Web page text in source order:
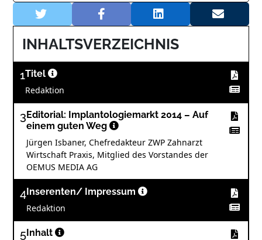
INHALTSVERZEICHNIS
1Titel
Redaktion
3 Editorial: Implantologiemarkt 2014 – Auf
einem guten Weg
Jürgen Isbaner, Chefredakteur ZWP Zahnarzt
Wirtschaft Praxis, Mitglied des Vorstandes der
OEMUS MEDIA AG
4 Inserenten/ Impressum
Redaktion
5 Inhalt